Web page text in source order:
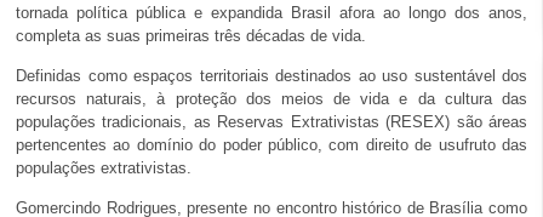
tornada política pública e expandida Brasil afora ao longo dos anos,
completa as suas primeiras três décadas de vida.
Definidas como espaços territoriais destinados ao uso sustentável dos
recursos naturais, à proteção dos meios de vida e da cultura das
populações tradicionais, as Reservas Extrativistas (RESEX) são áreas
pertencentes ao domínio do poder público, com direito de usufruto das
populações extrativistas.
Gomercindo Rodrigues, presente no encontro histórico de Brasília como